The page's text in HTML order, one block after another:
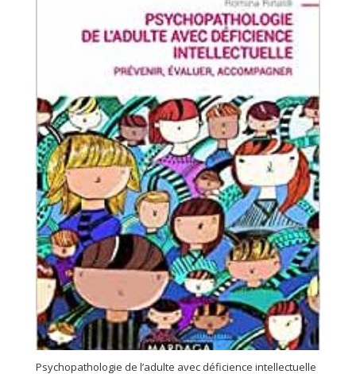
Psychopathologie de l’adulte avec déficience intellectuelle